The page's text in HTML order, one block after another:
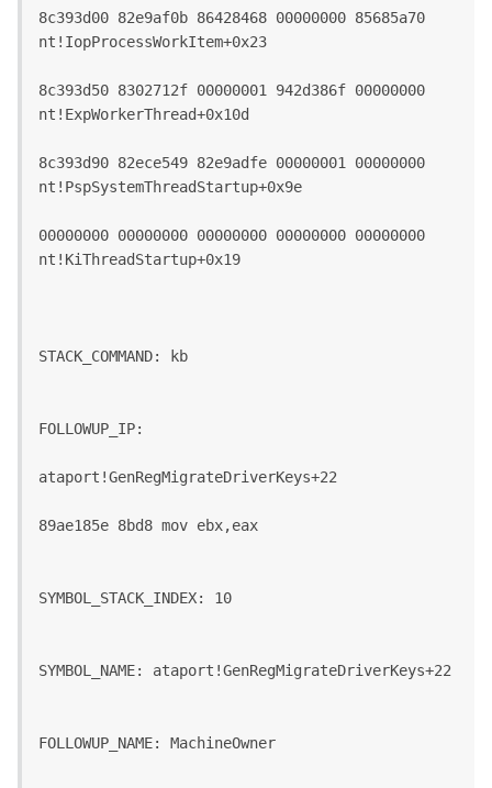
8c393d00 82e9af0b 86428468 00000000 85685a70
nt!IopProcessWorkItem+0x23
8c393d50 8302712f 00000001 942d386f 00000000
nt!ExpWorkerThread+0x10d
8c393d90 82ece549 82e9adfe 00000001 00000000
nt!PspSystemThreadStartup+0x9e
00000000 00000000 00000000 00000000 00000000
nt!KiThreadStartup+0x19
STACK_COMMAND: kb
FOLLOWUP_IP:
ataport!GenRegMigrateDriverKeys+22
89ae185e 8bd8 mov ebx,eax
SYMBOL_STACK_INDEX: 10
SYMBOL_NAME: ataport!GenRegMigrateDriverKeys+22
FOLLOWUP_NAME: MachineOwner